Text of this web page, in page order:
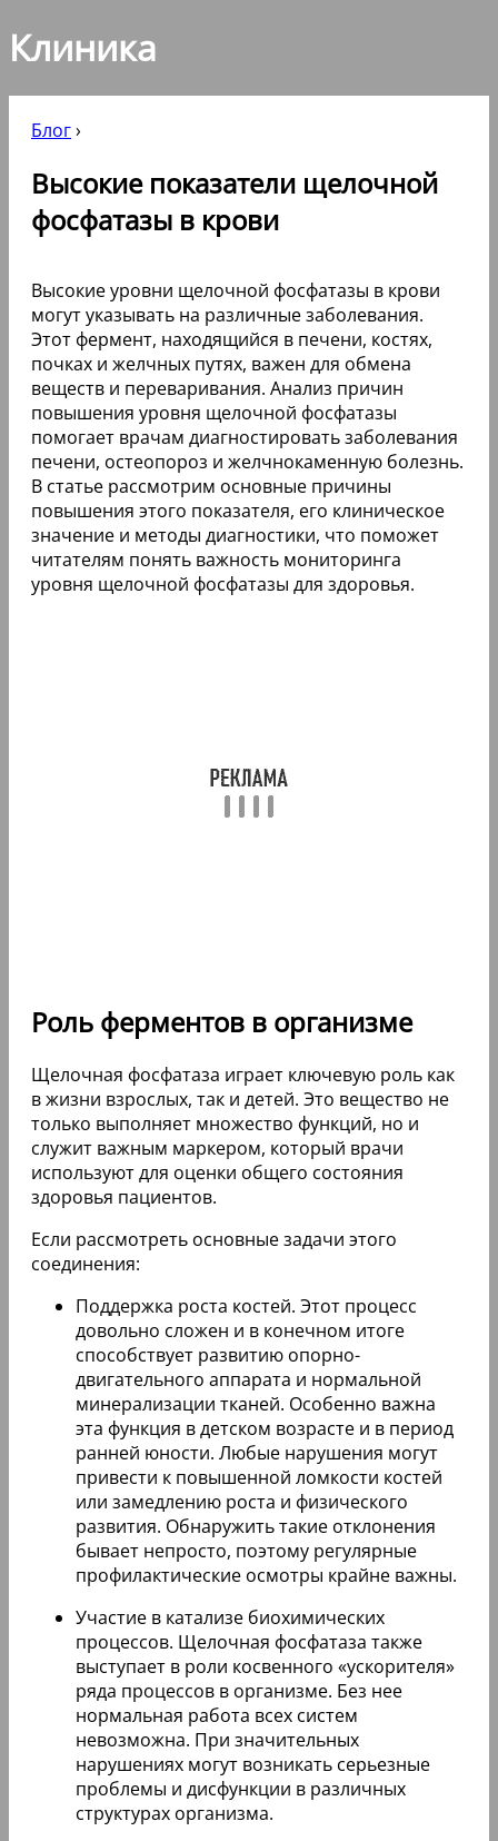
Клиника
Блог›
Высокие показатели щелочной
фосфатазы в крови
Высокие уровни щелочной фосфатазы в крови
могут указывать на различные заболевания.
Этот фермент, находящийся в печени, костях,
почках и желчных путях, важен для обмена
веществ и переваривания. Анализ причин
повышения уровня щелочной фосфатазы
помогает врачам диагностировать заболевания
печени, остеопороз и желчнокаменную болезнь.
В статье рассмотрим основные причины
повышения этого показателя, его клиническое
значение и методы диагностики, что поможет
читателям понять важность мониторинга
уровня щелочной фосфатазы для здоровья.
Роль ферментов в организме
Щелочная фосфатаза играет ключевую роль как
в жизни взрослых, так и детей. Это вещество не
только выполняет множество функций, но и
служит важным маркером, который врачи
используют для оценки общего состояния
здоровья пациентов.
Если рассмотреть основные задачи этого
соединения:
Поддержка роста костей. Этот процесс
довольно сложен и в конечном итоге
способствует развитию опорно-
двигательного аппарата и нормальной
минерализации тканей. Особенно важна
эта функция в детском возрасте и в период
ранней юности. Любые нарушения могут
привести к повышенной ломкости костей
или замедлению роста и физического
развития. Обнаружить такие отклонения
бывает непросто, поэтому регулярные
профилактические осмотры крайне важны.
Участие в катализе биохимических
процессов. Щелочная фосфатаза также
выступает в роли косвенного «ускорителя»
ряда процессов в организме. Без нее
нормальная работа всех систем
невозможна. При значительных
нарушениях могут возникать серьезные
проблемы и дисфункции в различных
структурах организма.